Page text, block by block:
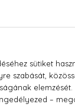
SZÁLLÍTÁS
Eau De